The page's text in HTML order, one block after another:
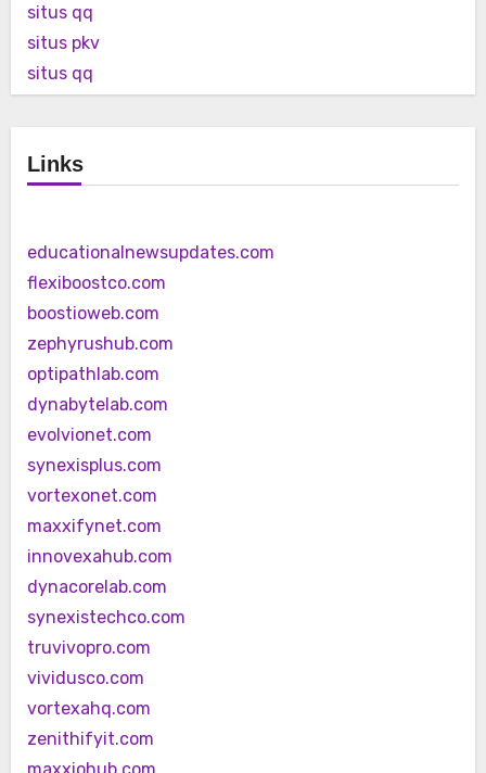
situs qq
situs pkv
situs qq
Links
educationalnewsupdates.com
flexiboostco.com
boostioweb.com
zephyrushub.com
optipathlab.com
dynabytelab.com
evolvionet.com
synexisplus.com
vortexonet.com
maxxifynet.com
innovexahub.com
dynacorelab.com
synexistechco.com
truvivopro.com
vividusco.com
vortexahq.com
zenithifyit.com